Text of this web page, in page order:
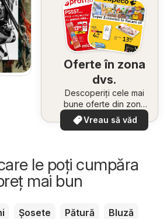
Oferte în zona
dvs.
Descoperiți cele mai
bune oferte din zona
dumneavoastră
Vreau să văd
le poți cumpăra
mai bun
Șosete Pătură
Bluză